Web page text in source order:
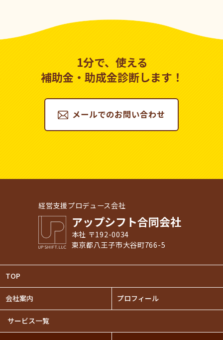
1分で、使える
補助金・助成金診断します！
メールでのお問い合わせ
経営支援プロデュース会社
アップシフト合同会社
本社 〒192-0034
東京都八王子市大谷町766-5
TOP
会社案内 プロフィール
サービス一覧